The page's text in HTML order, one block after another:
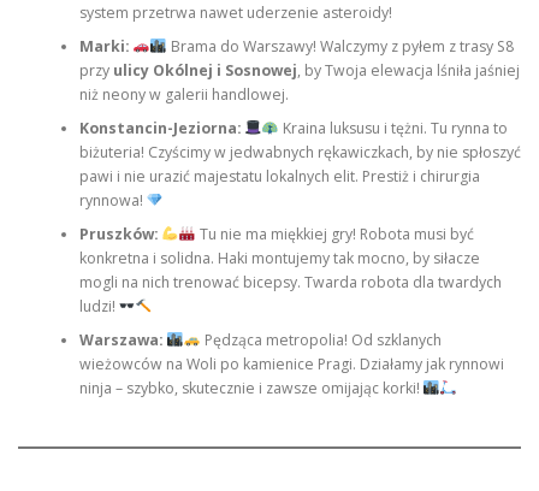
system przetrwa nawet uderzenie asteroidy!
Marki:
Brama do Warszawy! Walczymy z pyłem z trasy S8
przy ulicy Okólnej i Sosnowej, by Twoja elewacja lśniła jaśniej
niż neony w galerii handlowej.
Konstancin-Jeziorna:
Kraina luksusu i tężni. Tu rynna to
biżuteria! Czyścimy w jedwabnych rękawiczkach, by nie spłoszyć
pawi i nie urazić majestatu lokalnych elit. Prestiż i chirurgia
rynnowa!
Pruszków:
Tu nie ma miękkiej gry! Robota musi być
konkretna i solidna. Haki montujemy tak mocno, by siłacze
mogli na nich trenować bicepsy. Twarda robota dla twardych
ludzi!
Warszawa:
Pędząca metropolia! Od szklanych
wieżowców na Woli po kamienice Pragi. Działamy jak rynnowi
ninja – szybko, skutecznie i zawsze omijając korki!